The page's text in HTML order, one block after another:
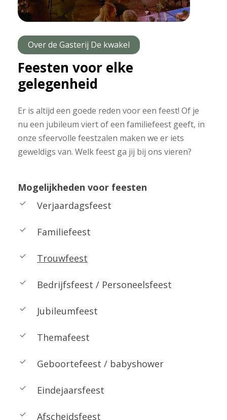
Over de Gasterij De kwakel
Feesten voor elke
gelegenheid
Er is altijd een goede reden voor een feest! Of je
nu een jubileum viert of een familiefeest geeft, in
onze sfeervolle feestzalen maken we er iets
geweldigs van. Welk feest ga jij bij ons vieren?
Mogelijkheden voor feesten
Verjaardagsfeest
Familiefeest
Trouwfeest
Bedrijfsfeest / Personeelsfeest
Jubileumfeest
Themafeest
Geboortefeest / babyshower
Eindejaarsfeest
Afscheidsfeest